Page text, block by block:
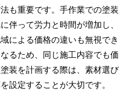
も重要です。手作業での塗装
伴って労力と時間が増加し、
による価格の違いも無視でき
るため、同じ施工内容でも価
装を計画する際は、素材選び
設定することが大切です。